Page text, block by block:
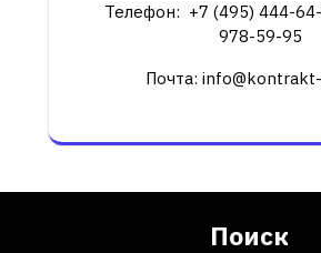
Телефон: +7 (495) 444-
978-59-95
Почта:
Поиск